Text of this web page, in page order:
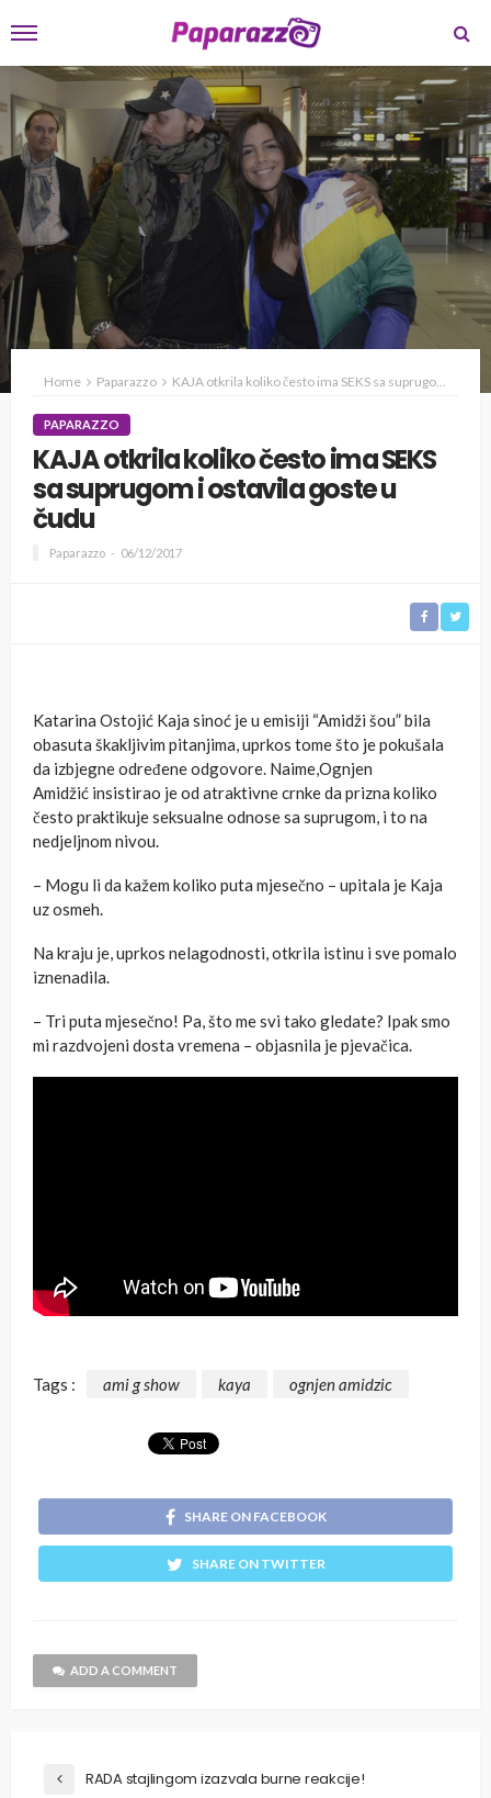
Home Paparazzo KAJA otkrila koliko često ima SEKS sa suprugom i ostavila goste u čudu
PAPARAZZO
KAJA otkrila koliko često ima SEKS
sa suprugom i ostavila goste u
čudu
Paparazzo 06/12/2017
Katarina Ostojić Kaja sinoć je u emisiji “Amidži šou” bila
obasuta škakljivim pitanjima, uprkos tome što je pokušala
da izbjegne određene odgovore. Naime,Ognjen
Amidžić insistirao je od atraktivne crnke da prizna koliko
često praktikuje seksualne odnose sa suprugom, i to na
nedjeljnom nivou.
– Mogu li da kažem koliko puta mjesečno – upitala je Kaja
uz osmeh.
Na kraju je, uprkos nelagodnosti, otkrila istinu i sve pomalo
iznenadila.
– Tri puta mjesečno! Pa, što me svi tako gledate? Ipak smo
mi razdvojeni dosta vremena – objasnila je pjevačica.
Tags : ami g show kaya ognjen amidzic
SHARE ON FACEBOOK
SHARE ON TWITTER
ADD A COMMENT
RADA stajlingom izazvala burne reakcije!